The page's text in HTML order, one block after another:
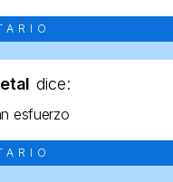
dice:
esfuerzo